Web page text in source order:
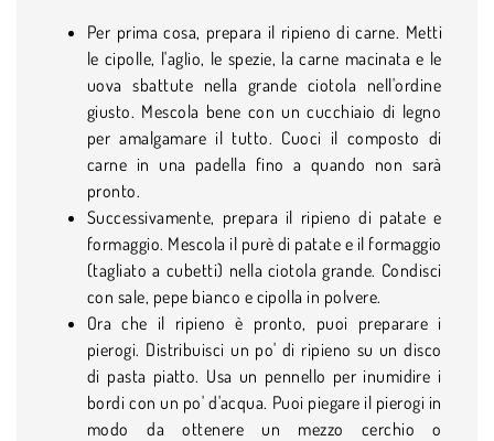
Per prima cosa, prepara il ripieno di carne. Metti
le cipolle, l'aglio, le spezie, la carne macinata e le
uova sbattute nella grande ciotola nell'ordine
giusto. Mescola bene con un cucchiaio di legno
per amalgamare il tutto. Cuoci il composto di
carne in una padella fino a quando non sarà
pronto.
Successivamente, prepara il ripieno di patate e
formaggio. Mescola il purè di patate e il formaggio
(tagliato a cubetti) nella ciotola grande. Condisci
con sale, pepe bianco e cipolla in polvere.
Ora che il ripieno è pronto, puoi preparare i
pierogi. Distribuisci un po' di ripieno su un disco
di pasta piatto. Usa un pennello per inumidire i
bordi con un po' d'acqua. Puoi piegare il pierogi in
modo da ottenere un mezzo cerchio o